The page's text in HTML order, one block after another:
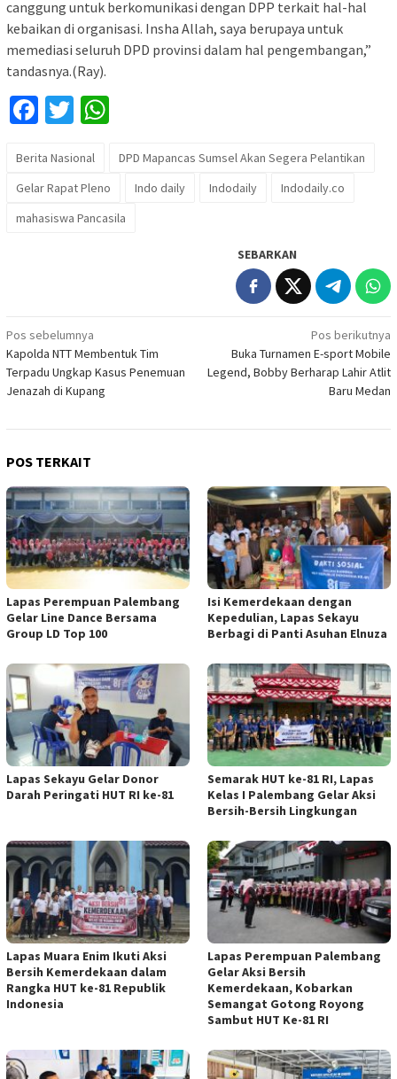
canggung untuk berkomunikasi dengan DPP terkait hal-hal
kebaikan di organisasi. Insha Allah, saya berupaya untuk
memediasi seluruh DPD provinsi dalam hal pengembangan,”
tandasnya.(Ray).
Facebook
Twitter
Berita Nasional
DPD Mapancas Sumsel Akan Segera Pelantikan
Gelar Rapat Pleno
Indo daily Indodaily
Indodaily.co
mahasiswa Pancasila
SEBARKAN
Navigasi
pos
Pos sebelumnya
Kapolda NTT Membentuk Tim
Terpadu Ungkap Kasus Penemuan
Jenazah di Kupang
Pos berikutnya
Buka Turnamen E-sport Mobile
Legend, Bobby Berharap Lahir Atlit
Baru Medan
POS TERKAIT
Lapas Perempuan Palembang
Gelar Line Dance Bersama
Group LD Top 100
Isi Kemerdekaan dengan
Kepedulian, Lapas Sekayu
Berbagi di Panti Asuhan Elnuza
Lapas Sekayu Gelar Donor
Darah Peringati HUT RI ke-81
Semarak HUT ke-81 RI, Lapas
Kelas I Palembang Gelar Aksi
Bersih-Bersih Lingkungan
Lapas Muara Enim Ikuti Aksi
Bersih Kemerdekaan dalam
Rangka HUT ke-81 Republik
Indonesia
Lapas Perempuan Palembang
Gelar Aksi Bersih
Kemerdekaan, Kobarkan
Semangat Gotong Royong
Sambut HUT Ke-81 RI